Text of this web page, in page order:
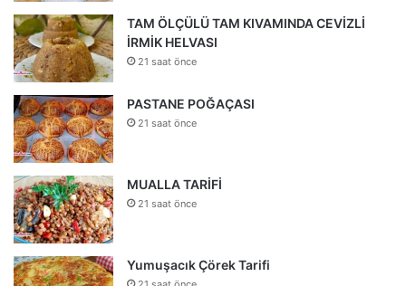
TAM ÖLÇÜLÜ TAM KIVAMINDA CEVİZLİ
İRMİK HELVASI
21 saat önce
PASTANE POĞAÇASI
21 saat önce
MUALLA TARİFİ
21 saat önce
Yumuşacık Çörek Tarifi